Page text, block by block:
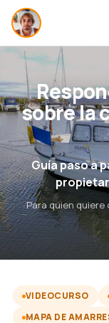
sobre la
Guía paso a
Para quien quiere
VIDEOCURSO
MAPA DE